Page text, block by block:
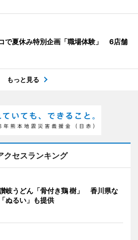
で夏休み特別企画「職場体験」 6店舗
もっと見る
クセスランキング
岐うどん「骨付き鶏 樹」 香川県な
ぬるい」も提供